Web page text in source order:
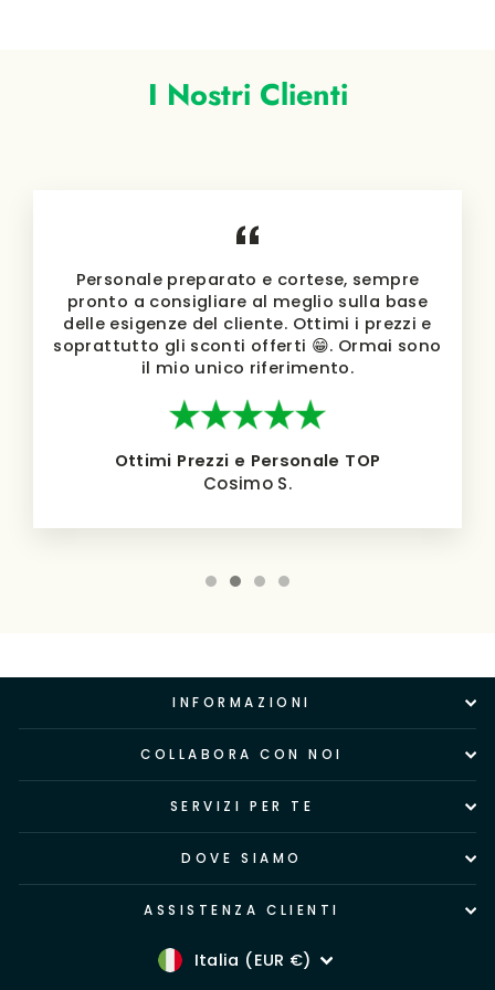
I Nostri Clienti
Personale preparato e cortese, sempre
pronto a consigliare al meglio sulla base
delle esigenze del cliente. Ottimi i prezzi e
soprattutto gli sconti offerti 😁. Ormai sono
il mio unico riferimento.
Ottimi Prezzi e Personale TOP
Cosimo S.
INFORMAZIONI
COLLABORA CON NOI
SERVIZI PER TE
DOVE SIAMO
ASSISTENZA CLIENTI
ValutaItalia (EUR €)